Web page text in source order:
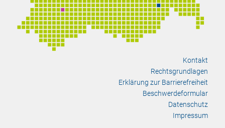
Kontakt
Rechtsgrundlagen
Erklärung zur Barrierefreiheit
Beschwerdeformular
Datenschutz
Impressum